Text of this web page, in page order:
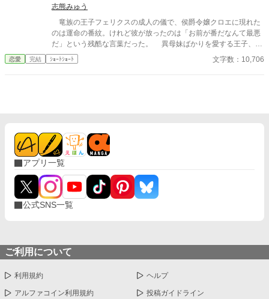
似合うと思う」 私は手を引き戻し、信じられない思いで彼を見
た。 「どういう意味？ 瑠奈と結婚するつもりなの？」 景人は
目を伏せ、指輪の縁を指先でなぞった。まるで、たいしたことで
はない問いを少し考えているだけのようだった。 「そこまでじゃ
ない。ただ、会えない時間が長くなると、どうしても瑠奈のこと
を考えるんだ」 その瞬間、私は自分がどうやってあのタワーマ
志熊みゅう
竜族の王子フェリクスの成人の儀で、侯爵令嬢クロエに現れた
のは運命の番紋。けれど彼が放ったのは「お前が番だなんて最悪
だ」という残酷な言葉だった。 異母妹ばかりを愛する王子、家
族に疎まれる日々に耐えきれなくなったクロエは、半地下に住む
魔女へ願う。「この愛を消してください」と。 恋も嫉妬も失
恋愛 完結 ｼｮｰﾄｼｮｰﾄ 文字数：10,706
アプリ一覧
公式SNS一覧
ご利用について
利用規約 ヘルプ
アルファコイン利用規約 投稿ガイドライン